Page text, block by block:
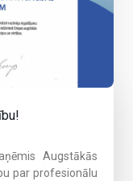
Augstākās
par profesionālu